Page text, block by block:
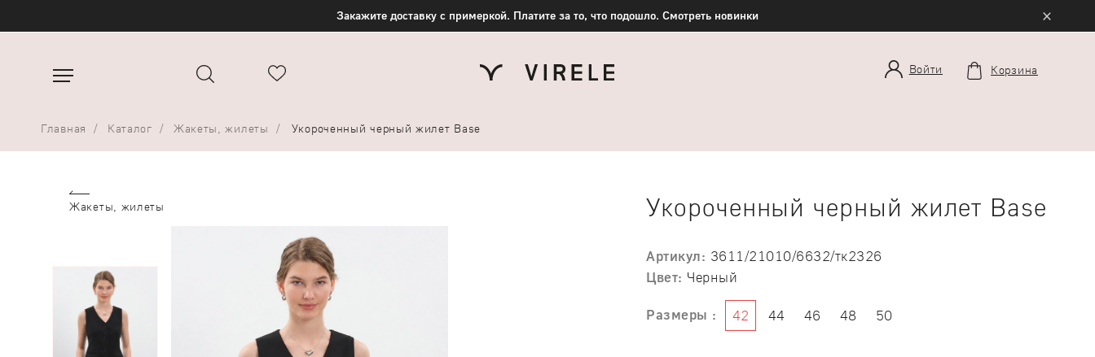
Закажите доставку с примеркой. Платите за то, что подошло. Смотреть новинки ×
Войти Корзина
Главная Каталог Жакеты, жилеты Укороченный черный жилет Base
Жакеты, жилеты Укороченный черный жилет Base
Артикул: 3611/21010/6632/тк2326
Цвет: Черный
Размеры : 42 44 46 48 50